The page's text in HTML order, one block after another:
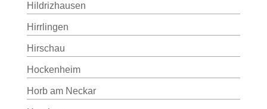
Hildrizhausen
Hirrlingen
Hirschau
Hockenheim
Horb am Neckar